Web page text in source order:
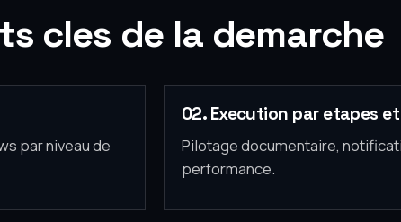
cles de la demarche
par niveau de
02. Execution par etapes
Pilotage documentaire,
performance.